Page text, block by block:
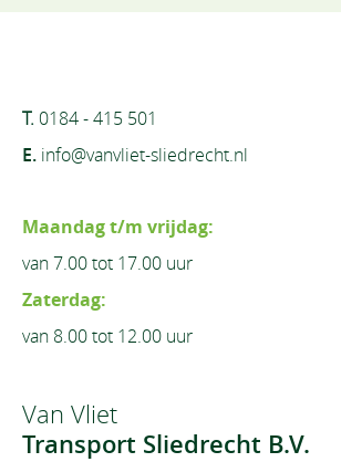
T. 0184 - 415 501
E. info@vanvliet-sliedrecht.nl
Maandag t/m vrijdag:
van 7.00 tot 17.00 uur
Zaterdag:
van 8.00 tot 12.00 uur
Van Vliet
Transport Sliedrecht B.V.